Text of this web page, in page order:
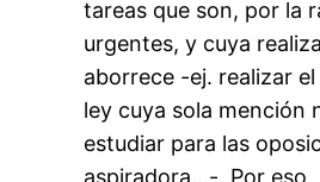
tareas que son, por la
urgentes, y cuya
aborrece -ej. realizar el
ley cuya sola mención
estudiar para las
aspiradora…-. Por eso,